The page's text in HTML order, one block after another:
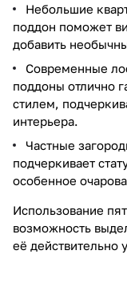
Небольшие
поддон поможет
добавить
Современные
поддоны отлично
стилем,
интерьера.
Частные
подчеркивает
особенное
Использование
возможность
её действительно